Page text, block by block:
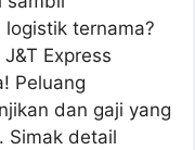
ternama?
Express
Peluang
dan gaji yang
Simak detail